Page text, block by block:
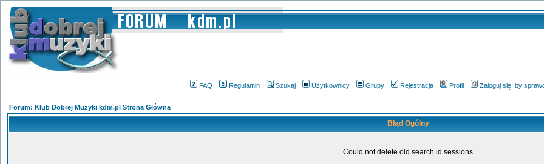
FAQ Regulamin Szukaj Użytkownicy Grupy Rejestracja Profil Zaloguj się, by
Forum: Klub Dobrej Muzyki kdm.pl Strona Główna
Błąd Ogólny
Could not delete old search id sessions